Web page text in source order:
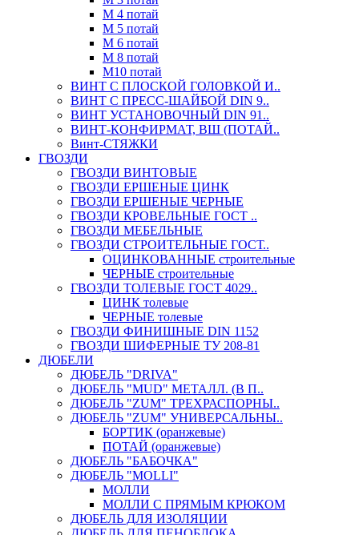
М 4 потай
М 5 потай
М 6 потай
М 8 потай
М10 потай
ВИНТ С ПЛОСКОЙ ГОЛОВКОЙ И..
ВИНТ С ПРЕСС-ШАЙБОЙ DIN 9..
ВИНТ УСТАНОВОЧНЫЙ DIN 91..
ВИНТ-КОНФИРМАТ, ВШ (ПОТАЙ..
Винт-СТЯЖКИ
ГВОЗДИ
ГВОЗДИ ВИНТОВЫЕ
ГВОЗДИ ЕРШЕНЫЕ ЦИНК
ГВОЗДИ ЕРШЕНЫЕ ЧЕРНЫЕ
ГВОЗДИ КРОВЕЛЬНЫЕ ГОСТ ..
ГВОЗДИ МЕБЕЛЬНЫЕ
ГВОЗДИ СТРОИТЕЛЬНЫЕ ГОСТ..
ОЦИНКОВАННЫЕ строительные
ЧЕРНЫЕ строительные
ГВОЗДИ ТОЛЕВЫЕ ГОСТ 4029..
ЦИНК толевые
ЧЕРНЫЕ толевые
ГВОЗДИ ФИНИШНЫЕ DIN 1152
ГВОЗДИ ШИФЕРНЫЕ ТУ 208-81
ДЮБЕЛИ
ДЮБЕЛЬ "DRIVA"
ДЮБЕЛЬ "MUD" МЕТАЛЛ. (В П..
ДЮБЕЛЬ "ZUM" ТРЕХРАСПОРНЫ..
ДЮБЕЛЬ "ZUM" УНИВЕРСАЛЬНЫ..
БОРТИК (оранжевые)
ПОТАЙ (оранжевые)
ДЮБЕЛЬ "БАБОЧКА"
ДЮБЕЛЬ "МOLLI"
МОЛЛИ
МОЛЛИ С ПРЯМЫМ КРЮКОМ
ДЮБЕЛЬ ДЛЯ ИЗОЛЯЦИИ